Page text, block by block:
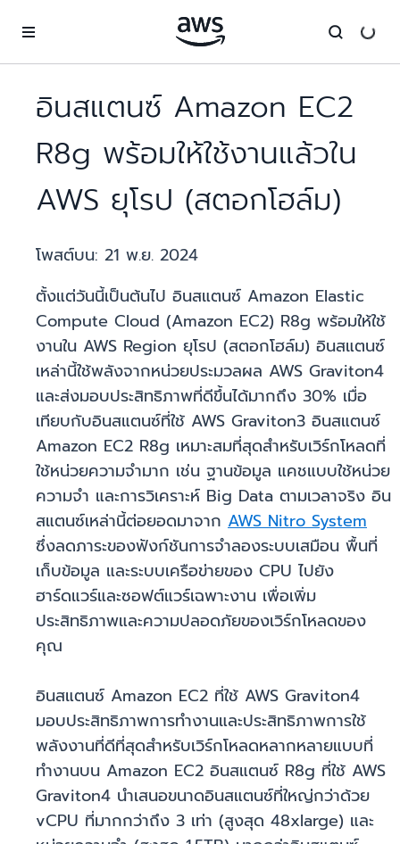
อินสแตนซ์ Amazon EC2
R8g พร้อมให้ใช้งานแล้วใน
AWS ยุโรป (สตอกโฮล์ม)
โพสต์บน: 21 พ.ย. 2024
ตั้งแต่วันนี้เป็นต้นไป อินสแตนซ์ Amazon Elastic
Compute Cloud (Amazon EC2) R8g พร้อมให้ใช้
งานใน AWS Region ยุโรป (สตอกโฮล์ม) อินสแตนซ์
เหล่านี้ใช้พลังจากหน่วยประมวลผล AWS Graviton4
และส่งมอบประสิทธิภาพที่ดีขึ้นได้มากถึง 30% เมื่อ
เทียบกับอินสแตนซ์ที่ใช้ AWS Graviton3 อินสแตนซ์
Amazon EC2 R8g เหมาะสมที่สุดสำหรับเวิร์กโหลดที่
ใช้หน่วยความจํามาก เช่น ฐานข้อมูล แคชแบบใช้หน่วย
ความจำ และการวิเคราะห์ Big Data ตามเวลาจริง อิน
สแตนซ์เหล่านี้ต่อยอดมาจาก AWS Nitro System
ซึ่งลดภาระของฟังก์ชันการจำลองระบบเสมือน พื้นที่
เก็บข้อมูล และระบบเครือข่ายของ CPU ไปยัง
ฮาร์ดแวร์และซอฟต์แวร์เฉพาะงาน เพื่อเพิ่ม
ประสิทธิภาพและความปลอดภัยของเวิร์กโหลดของ
คุณ
อินสแตนซ์ Amazon EC2 ที่ใช้ AWS Graviton4
มอบประสิทธิภาพการทำงานและประสิทธิภาพการใช้
พลังงานที่ดีที่สุดสำหรับเวิร์กโหลดหลากหลายแบบที่
ทำงานบน Amazon EC2 อินสแตนซ์ R8g ที่ใช้ AWS
Graviton4 นำเสนอขนาดอินสแตนซ์ที่ใหญ่กว่าด้วย
vCPU ที่มากกว่าถึง 3 เท่า (สูงสุด 48xlarge) และ